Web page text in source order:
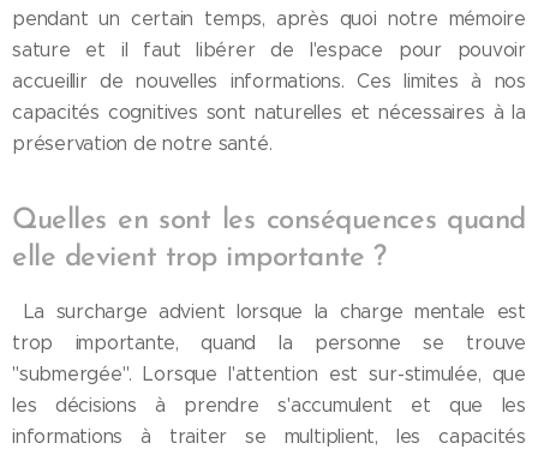
pendant un certain temps, après quoi notre mémoire
sature et il faut libérer de l'espace pour pouvoir
accueillir de nouvelles informations. Ces limites à nos
capacités cognitives sont naturelles et nécessaires à la
préservation de notre santé.
Quelles en sont les conséquences quand
elle devient trop importante ?
La surcharge advient lorsque la charge mentale est
trop importante, quand la personne se trouve
"submergée". Lorsque l'attention est sur-stimulée, que
les décisions à prendre s'accumulent et que les
informations à traiter se multiplient, les capacités